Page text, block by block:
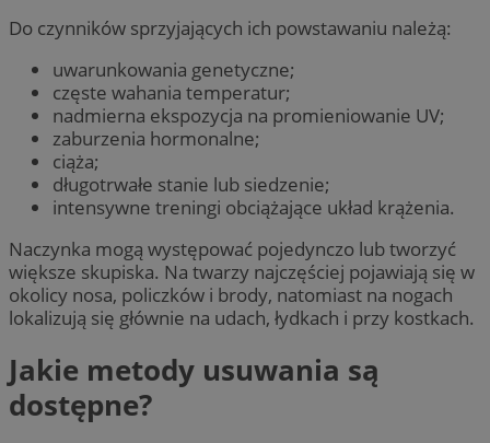
Do czynników sprzyjających ich powstawaniu należą:
uwarunkowania genetyczne;
częste wahania temperatur;
nadmierna ekspozycja na promieniowanie UV;
zaburzenia hormonalne;
ciąża;
długotrwałe stanie lub siedzenie;
intensywne treningi obciążające układ krążenia.
Naczynka mogą występować pojedynczo lub tworzyć
większe skupiska. Na twarzy najczęściej pojawiają się w
okolicy nosa, policzków i brody, natomiast na nogach
lokalizują się głównie na udach, łydkach i przy kostkach.
Jakie metody usuwania są
dostępne?